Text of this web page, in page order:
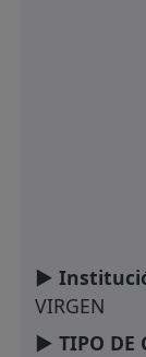
►
VIRGEN
► TIPO DE